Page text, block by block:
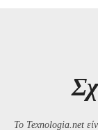
Το Texnologia.net